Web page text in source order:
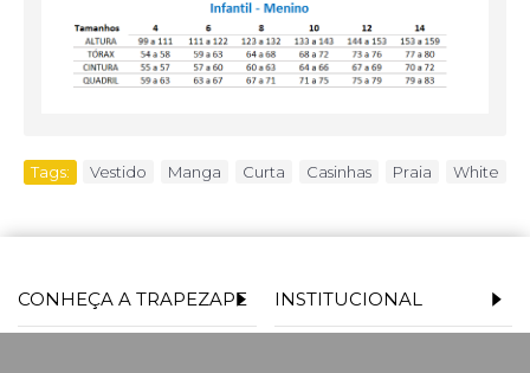
Tags: Vestido Manga Curta Casinhas Praia White
CONHEÇA A TRAPEZAPE INSTITUCIONAL